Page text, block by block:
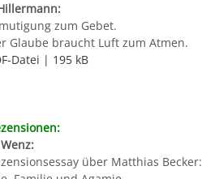
zum Gebet.
Glaube braucht Luft zum Atmen.
Datei | 195 kB
über Matthias Becker: